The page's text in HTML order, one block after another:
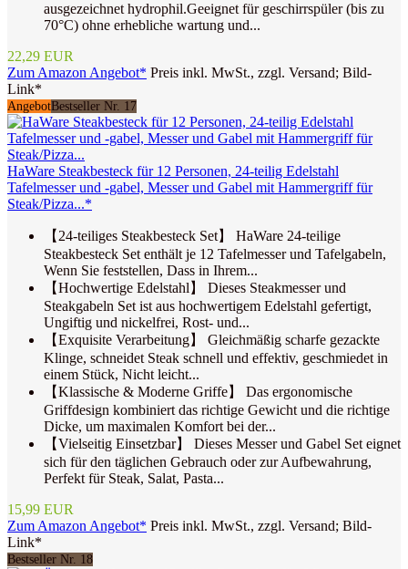
ausgezeichnet hydrophil.Geeignet für geschirrspüler (bis zu
70°C) ohne erhebliche wartung und...
22,29 EUR
Zum Amazon Angebot* Preis inkl. MwSt., zzgl. Versand; Bild-
Link*
AngebotBestseller Nr. 17
HaWare Steakbesteck für 12 Personen, 24-teilig Edelstahl
Tafelmesser und -gabel, Messer und Gabel mit Hammergriff für
Steak/Pizza...*
【24-teiliges Steakbesteck Set】 HaWare 24-teilige
Steakbesteck Set enthält je 12 Tafelmesser und Tafelgabeln,
Wenn Sie feststellen, Dass in Ihrem...
【Hochwertige Edelstahl】 Dieses Steakmesser und
Steakgabeln Set ist aus hochwertigem Edelstahl gefertigt,
Ungiftig und nickelfrei, Rost- und...
【Exquisite Verarbeitung】 Gleichmäßig scharfe gezackte
Klinge, schneidet Steak schnell und effektiv, geschmiedet in
einem Stück, Nicht leicht...
【Klassische & Moderne Griffe】 Das ergonomische
Griffdesign kombiniert das richtige Gewicht und die richtige
Dicke, um maximalen Komfort bei der...
【Vielseitig Einsetzbar】 Dieses Messer und Gabel Set eignet
sich für den täglichen Gebrauch oder zur Aufbewahrung,
Perfekt für Steak, Salat, Pasta...
15,99 EUR
Zum Amazon Angebot* Preis inkl. MwSt., zzgl. Versand; Bild-
Link*
Bestseller Nr. 18